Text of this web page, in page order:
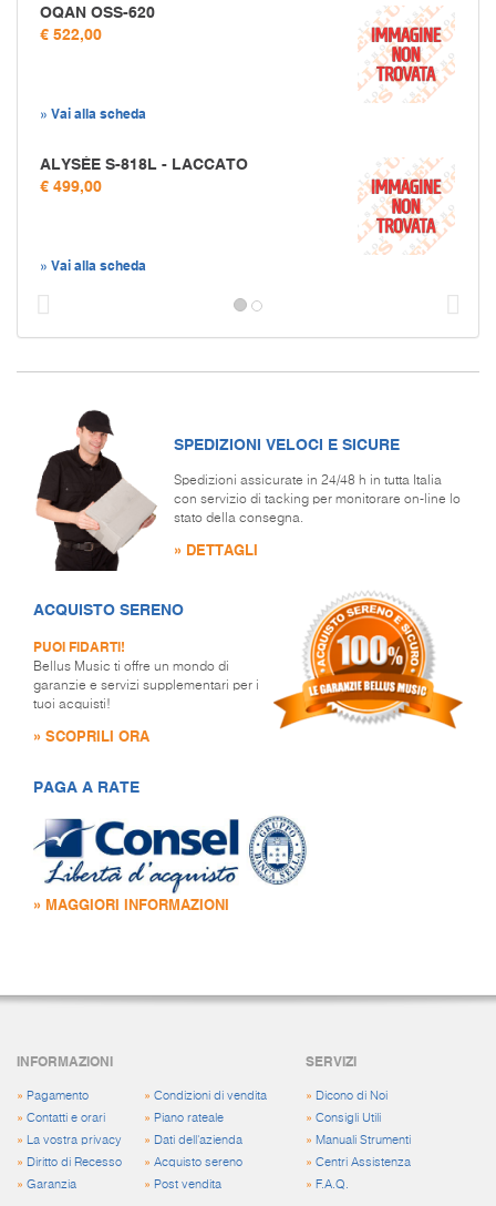
OQAN OSS-620
€ 522,00
» Vai alla scheda
ALYSÉE S-818L - LACCATO
€ 499,00
» Vai alla scheda
SPEDIZIONI VELOCI E SICURE
Spedizioni assicurate in 24/48 h in tutta Italia
con servizio di tacking per monitorare on-line lo
stato della consegna.
» DETTAGLI
ACQUISTO SERENO
PUOI FIDARTI!
Bellus Music ti offre un mondo di
garanzie e servizi supplementari per i
tuoi acquisti!
» SCOPRILI ORA
PAGA A RATE
» MAGGIORI INFORMAZIONI
INFORMAZIONI
» Pagamento
» Contatti e orari
»
La vostra privacy
» Diritto di Recesso
» Garanzia
» Condizioni di vendita
» Piano rateale
» Dati dell'azienda
» Acquisto sereno
» Post vendita
SERVIZI
» Dicono di Noi
»Consigli Utili
» Manuali Strumenti
»Centri Assistenza
» F.A.Q.